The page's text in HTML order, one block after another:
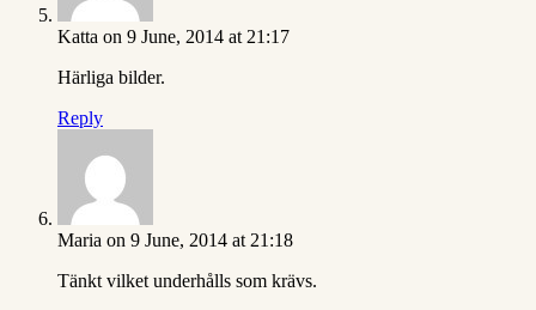
Katta on 9 June, 2014 at 21:17
Härliga bilder.
Reply
Maria on 9 June, 2014 at 21:18
Tänkt vilket underhålls som krävs.